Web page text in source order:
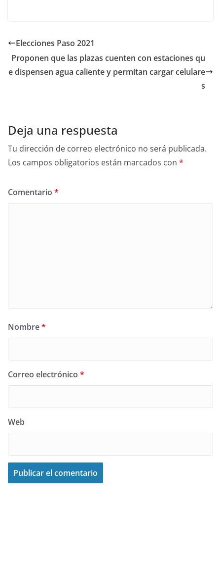
Elecciones Paso 2021
Proponen que las plazas cuenten con estaciones qu
e dispensen agua caliente y permitan cargar celulare
s
Deja una respuesta
Tu dirección de correo electrónico no será publicada.
Los campos obligatorios están marcados con *
Comentario *
Nombre*
Correo electrónico *
Web